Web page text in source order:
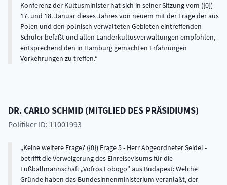
Konferenz der Kultusminister hat sich in seiner Sitzung vom ({0})
17. und 18. Januar dieses Jahres von neuem mit der Frage der aus
Polen und den polnisch verwalteten Gebieten eintreffenden
Schüler befaßt und allen Länderkultusverwaltungen empfohlen,
entsprechend den in Hamburg gemachten Erfahrungen
Vorkehrungen zu treffen.
DR.CARLOSCHMID (MITGLIED DES PRÄSIDIUMS)
Politiker ID: 11001993
Keine weitere Frage? ({0}) Frage 5 - Herr Abgeordneter Seidel -
betrifft die Verweigerung des Einreisevisums für die
Fußballmannschaft „Vöfrös Lobogo" aus Budapest: Welche
Gründe haben das Bundesinnenministerium veranlaßt, der